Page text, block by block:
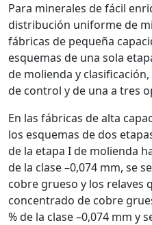
Para minerales de fácil
distribución uniforme de
fábricas de pequeña
esquemas de una sola
de molienda y
de control y de una a tres
En las fábricas de alta
los esquemas de dos
de la etapa I de molienda
de la clase –0,074 mm, se
cobre grueso y los relaves
concentrado de cobre
% de la clase –0,074 mm y